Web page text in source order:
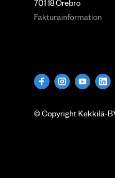
701 18 Örebro
Fakturainformation
© Copyright Kekkilä-